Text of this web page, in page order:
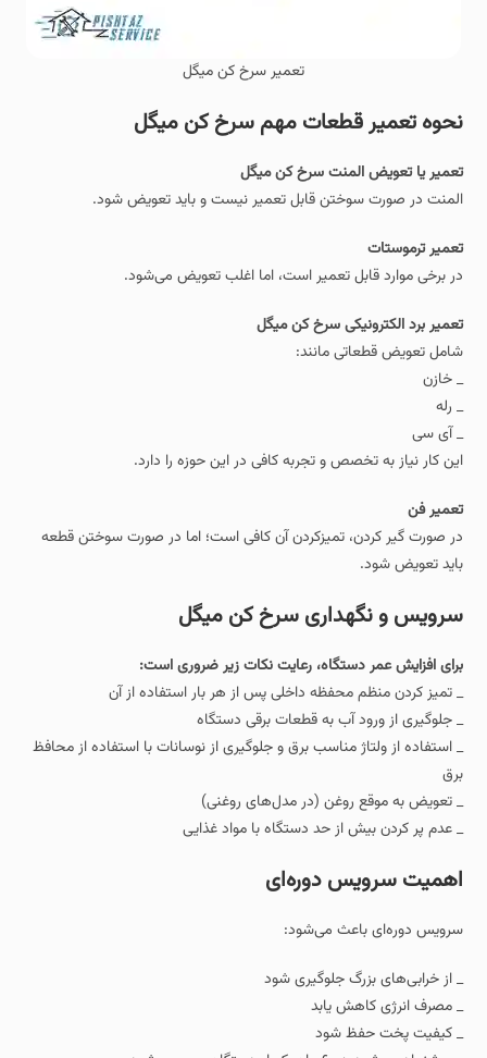
تعمیر سرخ کن میگل
نحوه تعمیر قطعات مهم سرخ‌ کن میگل
تعمیر یا تعویض المنت سرخ کن میگل
المنت در صورت سوختن قابل تعمیر نیست و باید تعویض شود.
تعمیر ترموستات
در برخی موارد قابل تعمیر است، اما اغلب تعویض می‌شود.
تعمیر برد الکترونیکی سرخ کن میگل
شامل تعویض قطعاتی مانند:
_ خازن
_ رله
_ آی‌ سی
این کار نیاز به تخصص و تجربه کافی در این حوزه را دارد.
تعمیر فن
در صورت گیر کردن، تمیزکردن آن کافی است؛ اما در صورت سوختن قطعه
باید تعویض شود.
سرویس و نگهداری سرخ‌ کن میگل
برای افزایش عمر دستگاه، رعایت نکات زیر ضروری است:
_ تمیز کردن منظم محفظه داخلی پس از هر بار استفاده از آن
_ جلوگیری از ورود آب به قطعات برقی دستگاه
_ استفاده از ولتاژ مناسب برق و جلوگیری از نوسانات با استفاده از محافظ
برق
_ تعویض به‌ موقع روغن (در مدل‌های روغنی)
_ عدم پر کردن بیش از حد دستگاه با مواد غذایی
اهمیت سرویس دوره‌ای
سرویس دوره‌ای باعث می‌شود:
_ از خرابی‌های بزرگ جلوگیری شود
_ مصرف انرژی کاهش یابد
_ کیفیت پخت حفظ شود